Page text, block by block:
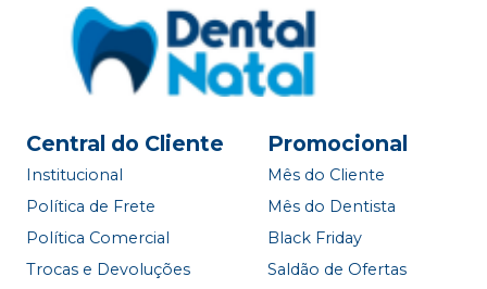
Central do Cliente
Institucional
Política de Frete
Política Comercial
Trocas e Devoluções
Promocional
Mês do Cliente
Mês do Dentista
Black Friday
Saldão de Ofertas